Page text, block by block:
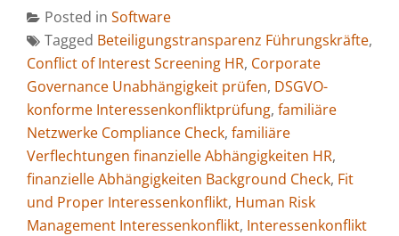
Posted in Software
Tagged Beteiligungstransparenz Führungskräfte,
Conflict of Interest Screening HR, Corporate
Governance Unabhängigkeit prüfen, DSGVO-
konforme Interessenkonfliktprüfung, familiäre
Netzwerke Compliance Check, familiäre
Verflechtungen finanzielle Abhängigkeiten HR,
finanzielle Abhängigkeiten Background Check, Fit
und Proper Interessenkonflikt, Human Risk
Management Interessenkonflikt, Interessenkonflikt